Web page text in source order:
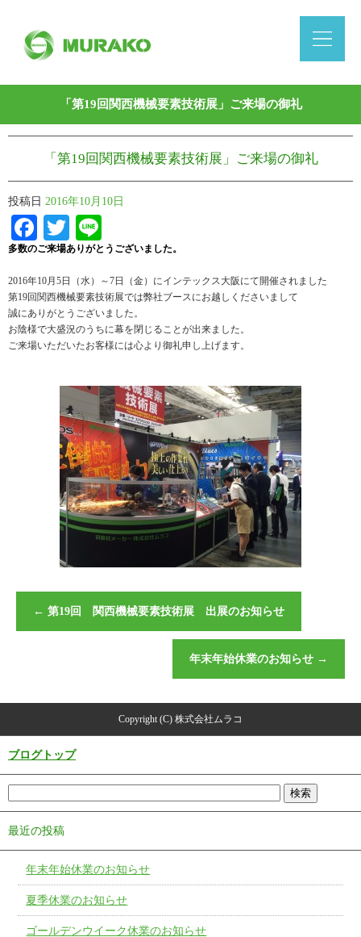
「第19回関西機械要素技術展」ご来場の御礼
「第19回関西機械要素技術展」ご来場の御礼
投稿日 2016年10月10日
Facebook
Twitter
多数のご来場ありがとうございました。
2016年10月5日（水）～7日（金）にインテックス大阪にて開催されました
第19回関西機械要素技術展では弊社ブースにお越しくださいまして
誠にありがとうございました。
お陰様で大盛況のうちに幕を閉じることが出来ました。
ご来場いただいたお客様には心より御礼申し上げます。
← 第19回 関西機械要素技術展 出展のお知らせ
年末年始休業のお知らせ →
Copyright (C) 株式会社ムラコ
ブログトップ
最近の投稿
年末年始休業のお知らせ
夏季休業のお知らせ
ゴールデンウイーク休業のお知らせ